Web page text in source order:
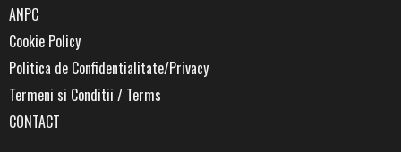
ANPC
Cookie Policy
Politica de Confidentialitate/Privacy
Termeni si Conditii / Terms
CONTACT